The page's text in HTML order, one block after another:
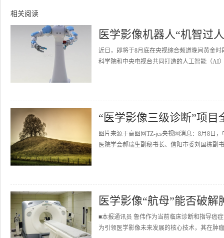
相关阅读
医学影像机器人“机智过
近日，即将于8月底在央视综合频道晚间黄金
科学院和中央电视台共同打造的人工智能（AI
“医学影像三级诊断”项目
图片来源于高图网TZ-jcs央视网消息：8月8日
医院学会郝瑞生副秘书长、信阳市委刘国栋副
医学影像“航母”能否破解
■本报通讯员 鲁伟作为当前临床诊断和指导癌
为引领医学影像未来发展的核心技术，其在肿